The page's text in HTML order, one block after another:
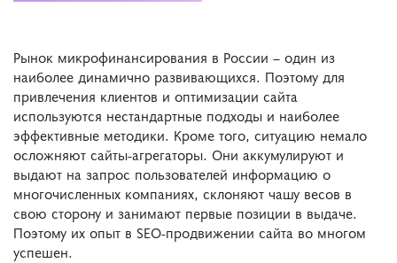
Рынок микрофинансирования в России – один из
наиболее динамично развивающихся. Поэтому для
привлечения клиентов и оптимизации сайта
используются нестандартные подходы и наиболее
эффективные методики. Кроме того, ситуацию немало
осложняют сайты-агрегаторы. Они аккумулируют и
выдают на запрос пользователей информацию о
многочисленных компаниях, склоняют чашу весов в
свою сторону и занимают первые позиции в выдаче.
Поэтому их опыт в SEO-продвижении сайта во многом
успешен.